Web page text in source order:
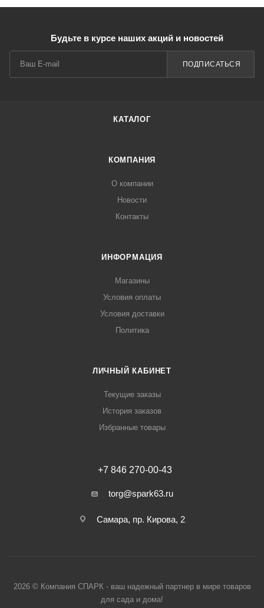
Будьте в курсе наших акций и новостей
ПОДПИСАТЬСЯ
КАТАЛОГ
КОМПАНИЯ
О компании
Новости
Контакты
ИНФОРМАЦИЯ
Магазины
Условия оплаты
Условия доставки
Политика
ЛИЧНЫЙ КАБИНЕТ
Текущие заказы
История заказов
Избранные товары
+7 846 270-00-43
torg@spark63.ru
Самара, пр. Кирова, 2
2026 © Компания СПАРК - ваш надежный партнер в мире товаров
для сада и дома!